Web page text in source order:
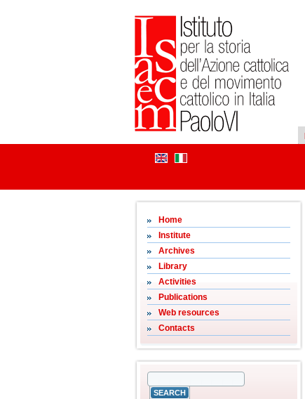
Home
Institute
Archives
Library
Activities
Publications
Web resources
Contacts